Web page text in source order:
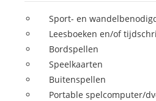
Sport- en
Leesboeken en/of
Bordspellen
Speelkaarten
Buitenspellen
Portable spelcomputer/